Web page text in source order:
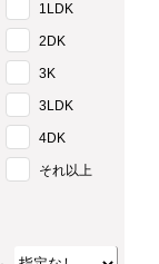
1LDK
2DK
3K
3LDK
4DK
それ以上